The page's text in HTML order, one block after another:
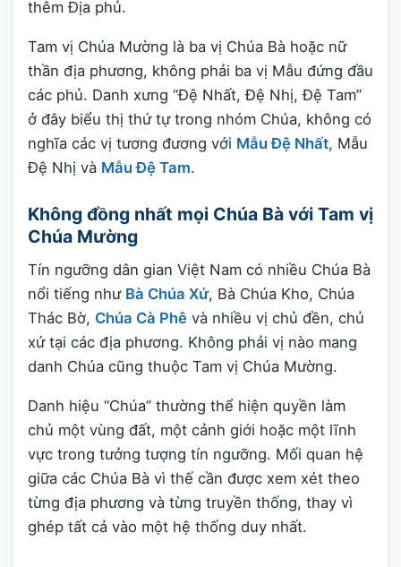
thêm Địa phủ.
Tam vị Chúa Mường là ba vị Chúa Bà hoặc nữ
thần địa phương, không phải ba vị Mẫu đứng đầu
các phủ. Danh xưng “Đệ Nhất, Đệ Nhị, Đệ Tam”
ở đây biểu thị thứ tự trong nhóm Chúa, không có
nghĩa các vị tương đương với Mẫu Đệ Nhất, Mẫu
Đệ Nhị và Mẫu Đệ Tam.
Không đồng nhất mọi Chúa Bà với Tam vị
Chúa Mường
Tín ngưỡng dân gian Việt Nam có nhiều Chúa Bà
nổi tiếng như Bà Chúa Xứ, Bà Chúa Kho, Chúa
Thác Bờ, Chúa Cà Phê và nhiều vị chủ đền, chủ
xứ tại các địa phương. Không phải vị nào mang
danh Chúa cũng thuộc Tam vị Chúa Mường.
Danh hiệu “Chúa” thường thể hiện quyền làm
chủ một vùng đất, một cảnh giới hoặc một lĩnh
vực trong tưởng tượng tín ngưỡng. Mối quan hệ
giữa các Chúa Bà vì thế cần được xem xét theo
từng địa phương và từng truyền thống, thay vì
ghép tất cả vào một hệ thống duy nhất.